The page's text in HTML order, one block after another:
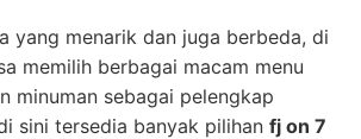
yang menarik dan juga berbeda, di
memilih berbagai macam menu
minuman sebagai pelengkap
sini tersedia banyak pilihan fj on 7